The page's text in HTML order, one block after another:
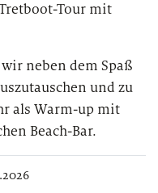
Services
gesamten
Study
Tour mit
neben dem Spaß
und zu
als Warm-up mit
Beach-Bar.